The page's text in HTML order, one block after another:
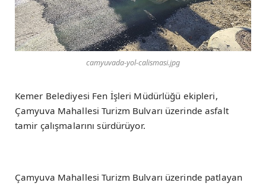
camyuvada-yol-calismasi.jpg
Kemer Belediyesi Fen İşleri Müdürlüğü ekipleri,
Çamyuva Mahallesi Turizm Bulvarı üzerinde asfalt
tamir çalışmalarını sürdürüyor.
Çamyuva Mahallesi Turizm Bulvarı üzerinde patlayan